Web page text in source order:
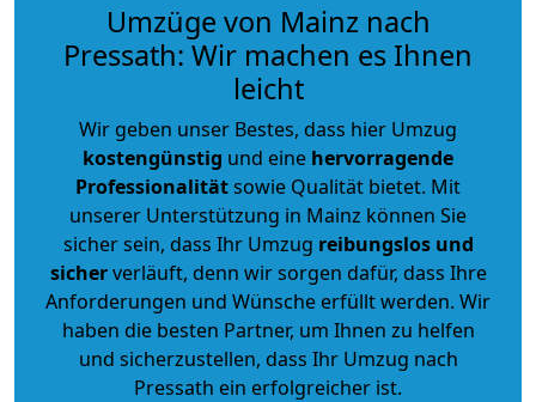
Umzüge von Mainz nach
Pressath: Wir machen es Ihnen
leicht
Wir geben unser Bestes, dass hier Umzug
kostengünstig und eine hervorragende
Professionalitätsowie Qualität bietet. Mit
unserer Unterstützung in Mainz können Sie
sicher sein, dass Ihr Umzug reibungslos und
sicherverläuft, denn wir sorgen dafür, dass Ihre
Anforderungen und Wünsche erfüllt werden. Wir
haben die besten Partner, um Ihnen zu helfen
und sicherzustellen, dass Ihr Umzug nach
Pressath ein erfolgreicher ist.